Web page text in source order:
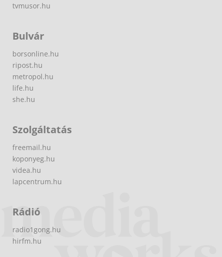
tvmusor.hu
Bulvár
borsonline.hu
ripost.hu
metropol.hu
life.hu
she.hu
Szolgáltatás
freemail.hu
koponyeg.hu
videa.hu
lapcentrum.hu
Rádió
radio1gong.hu
hirfm.hu